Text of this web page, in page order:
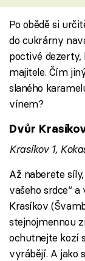
Po obědě si
do cukrárny
poctivé
majitele. Čím
slaného
vínem?
Dvůr
Krasíkov 1,
Až naberete
vašeho srdce“
Krasíkov
stejnojmennou
ochutnejte kozí
vyrábějí. A jako